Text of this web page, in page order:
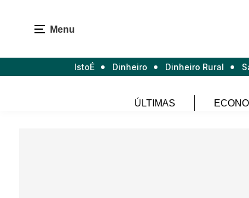
Menu
IstoÉ Dinheiro Dinheiro Rural
ÚLTIMAS